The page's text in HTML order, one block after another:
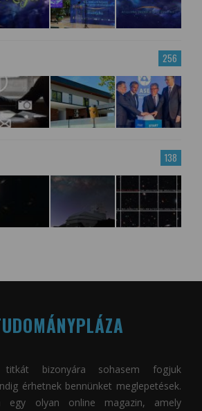
256
138
titkát bizonyára sohasem fogjuk
érhetnek bennünket meglepetések.
egy olyan online magazin, amely